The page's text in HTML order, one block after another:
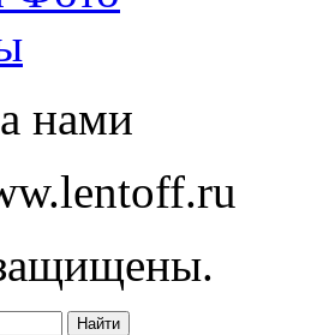
нами